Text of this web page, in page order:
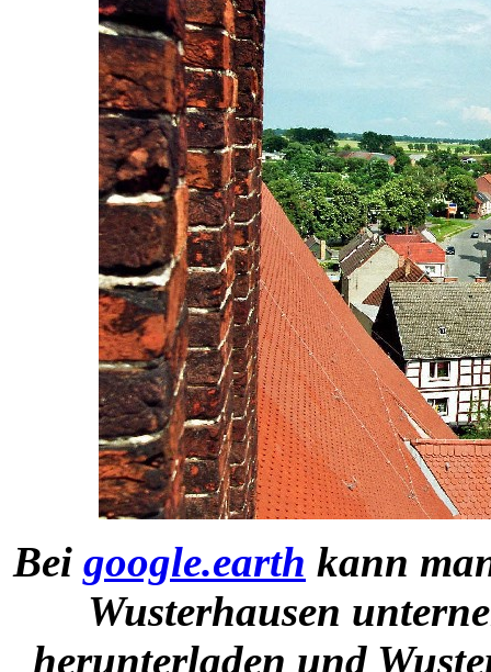
Bei google.earth kann
Wusterhausen
herunterladen und